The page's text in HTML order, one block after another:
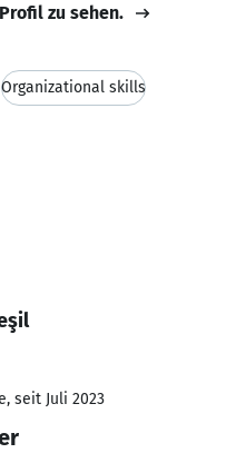
zu sehen.
Organizational skills
seit Juli 2023